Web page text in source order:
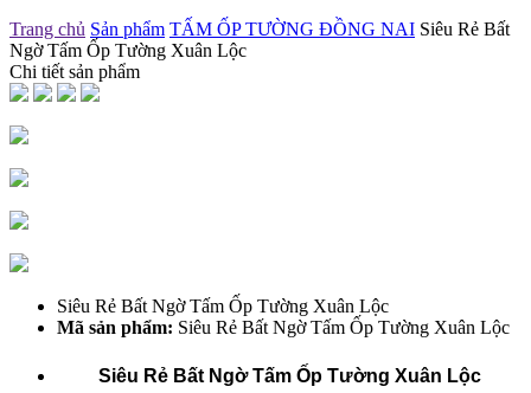
Trang chủ Sản phẩm TẤM ỐP TƯỜNG ĐỒNG NAI Siêu Rẻ Bất
Ngờ Tấm Ốp Tường Xuân Lộc
Chi tiết sản phẩm
Siêu Rẻ Bất Ngờ Tấm Ốp Tường Xuân Lộc
Mã sản phẩm: Siêu Rẻ Bất Ngờ Tấm Ốp Tường Xuân Lộc
Siêu Rẻ Bất Ngờ Tấm Ốp Tường Xuân Lộc